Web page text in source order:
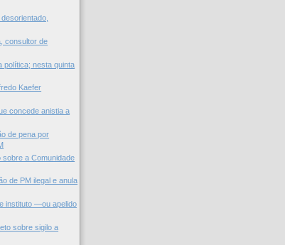
consultor de
política; nesta quinta
Kaefer
concede anistia a
de pena por
sobre a Comunidade
de PM ilegal e anula
instituto —ou apelido
sobre sigilo a